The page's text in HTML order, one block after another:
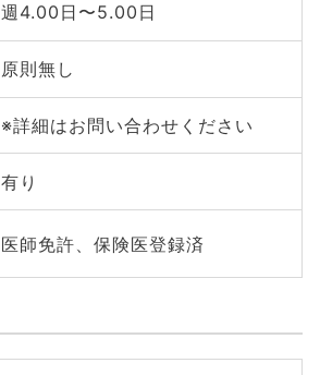
週4.00日〜5.00日
原則無し
※詳細はお問い合わせください
有り
医師免許、保険医登録済